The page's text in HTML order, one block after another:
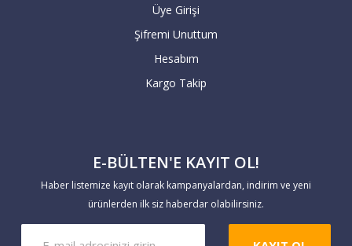
geçmesiyle teslimat süresi başlar. 7 iş
günü içerisinde hesaba geçmeyen havale
siparişleriniz geçersiz sayılır.
Yaptığınız ödemeleri
https://www.markaevim.com/hesabim/
bildirim linkinden bize iletebilirsiniz.
Üye Girişi
Şifremi Unuttum
Hesabım
Kargo Takip
E-BÜLTEN'E KAYIT OL!
Haber listemize kayıt olarak kampanyalardan, indirim ve yeni
ürünlerden ilk siz haberdar olabilirsiniz.